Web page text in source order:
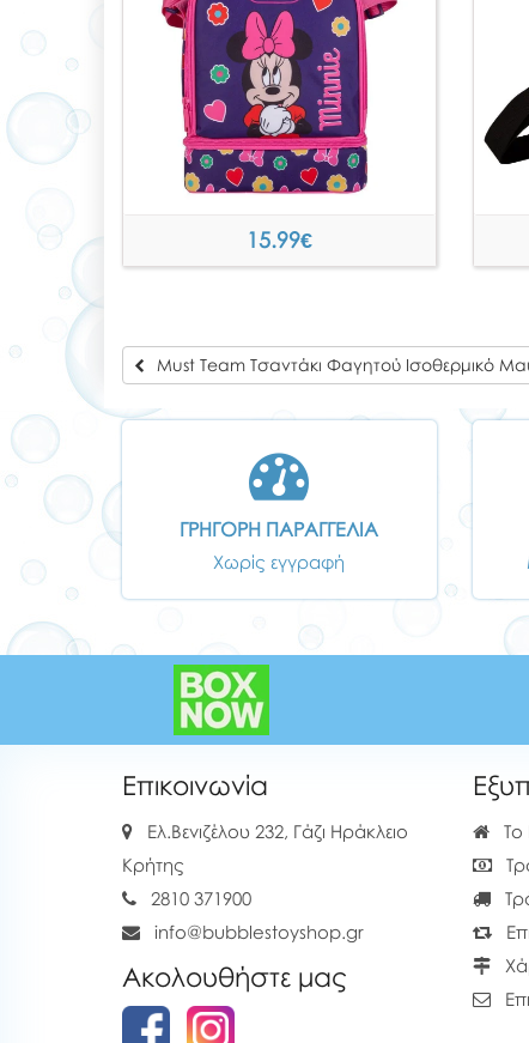
15.99€
Must Team Τσαντάκι Φαγητού Ισοθερμικό
ΓΡΗΓΟΡΗ ΠΑΡΑΓΓΕΛΙΑ
Χωρίς εγγραφή
Επικοινωνία
Ελ.Βενιζέλου 232, Γάζι Ηράκλειο
Κρήτης
2810 371900
info@bubblestoyshop.gr
Ακολουθήστε μας
Το